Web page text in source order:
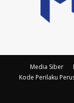
Media Siber
Kode Perilaku